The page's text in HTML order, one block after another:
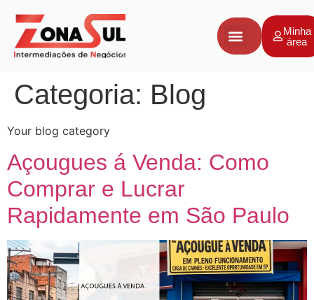
Minha
área
Categoria: Blog
Your blog category
Açougues á Venda: Como
Comprar e Lucrar
Rapidamente em São Paulo